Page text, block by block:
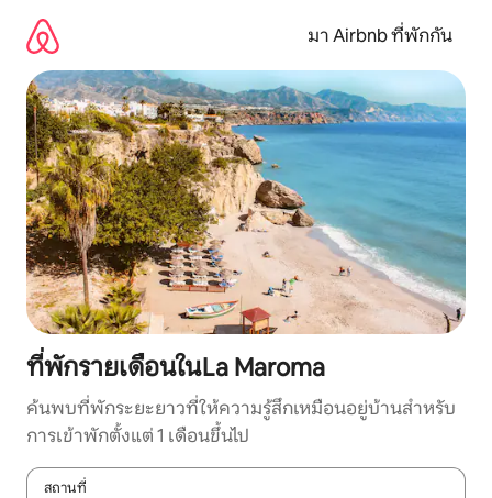
เนื้อหา
มา Airbnb ที่พักกัน
ที่พักรายเดือนในLa Maroma
ค้นพบที่พักระยะยาวที่ให้ความรู้สึกเหมือนอยู่บ้านสำหรับ
การเข้าพักตั้งแต่ 1 เดือนขึ้นไป
สถานที่